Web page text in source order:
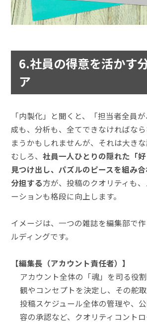
6.社員の得意を活かす
ア
「内製化」と聞くと、「担当者全員
成も、分析も、全てできなければな
まうかもしれませんが、それは大きな
むしろ、社員一人ひとりの隠れた「
見つけ出し、パズルのピースを組み
分担する方が、投稿のクオリティも
ーションも格段に向上します。
イメージは、一つの雑誌を編集部で
ルディングです。
【編集長（アカウント責任者）】
アカウント全体の「魂」を司る役
観やコンセプトを決定し、その舵取
投稿スケジュール全体の管理や、
容の承認など、クオリティコント